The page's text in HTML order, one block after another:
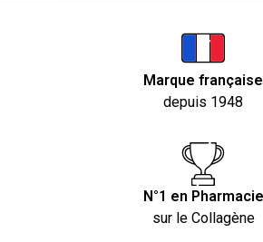
Marque française
depuis 1948
N°1 en Pharmacie
sur le Collagène